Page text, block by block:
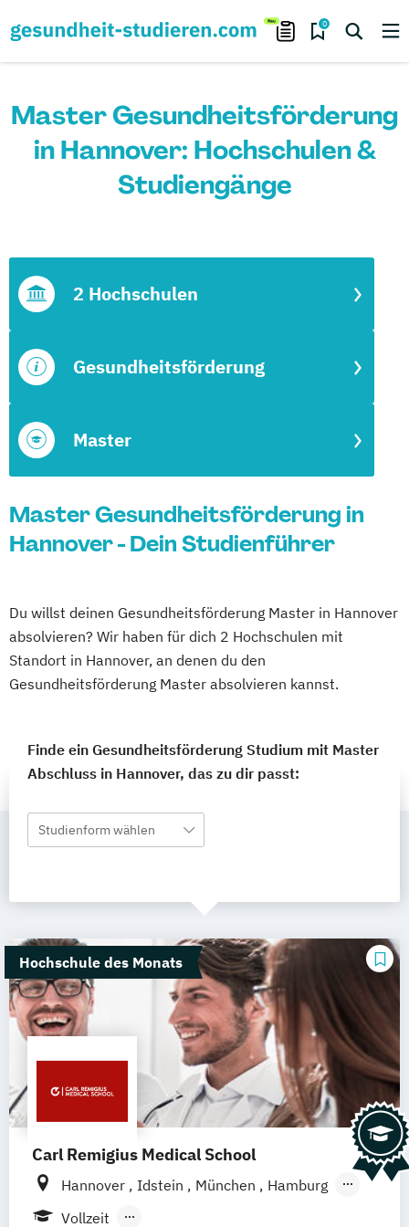
0
Master Gesundheitsförderung
in Hannover: Hochschulen &
Studiengänge
Master
Gesundheitsförderung
2 Hochschulen
Master Gesundheitsförderung in
Hannover - Dein Studienführer
Du willst deinen Gesundheitsförderung Master in Hannover
absolvieren? Wir haben für dich 2 Hochschulen mit
Standort in Hannover, an denen du den
Gesundheitsförderung Master absolvieren kannst.
Finde ein Gesundheitsförderung Studium mit Master
Abschluss in Hannover, das zu dir passt:
Studienform wählen
Hochschule des Monats
Carl Remigius Medical School
Hannover Idstein München
Hamburg
Frankfurt am Main
Vollzeit